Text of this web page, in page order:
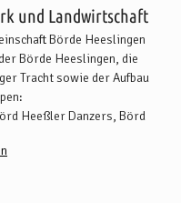
und Landwirtschaft
Börde Heeslingen
Börde Heeslingen, die
Tracht sowie der Aufbau
Heeßler Danzers, Börd
East River Big Band